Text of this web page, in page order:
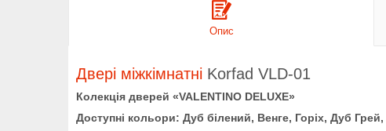
Опис
Двері міжкімнатні Korfad VLD-01
Колекція дверей «VALENTINO DELUXE»
Доступні кольори: Дуб білений, Венге, Горіх, Дуб Грей,